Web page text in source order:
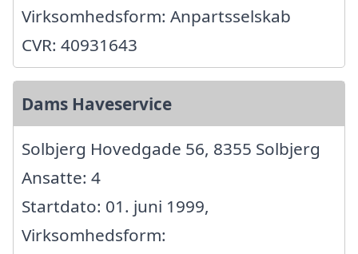
Virksomhedsform: Anpartsselskab
CVR: 40931643
Dams Haveservice
Solbjerg Hovedgade 56, 8355 Solbjerg
Ansatte: 4
Startdato: 01. juni 1999,
Virksomhedsform: